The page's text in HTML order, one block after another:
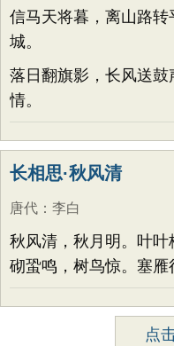
信马天将暮，离山路转
城。
落日翻旗影，长风送
情。
长相思·秋风清
唐代 ： 李白
秋风清，秋月明。叶叶
砌蛩鸣，树鸟惊。塞雁
点